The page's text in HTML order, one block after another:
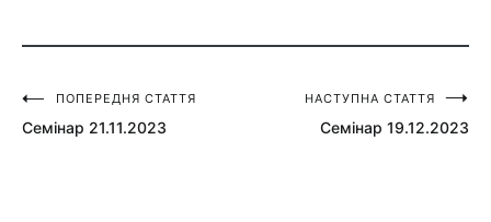
Навігація
записів
ПОПЕРЕДНЯ СТАТТЯ
Семінар 21.11.2023
НАСТУПНА СТАТТЯ
Семінар 19.12.2023